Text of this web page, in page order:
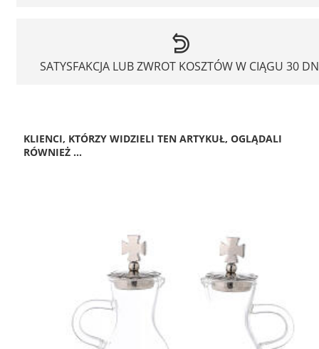
SATYSFAKCJA LUB ZWROT KOSZTÓW W CIĄGU 30
KLIENCI, KTÓRZY WIDZIELI TEN ARTYKUŁ, OGLĄDALI
RÓWNIEŻ ...